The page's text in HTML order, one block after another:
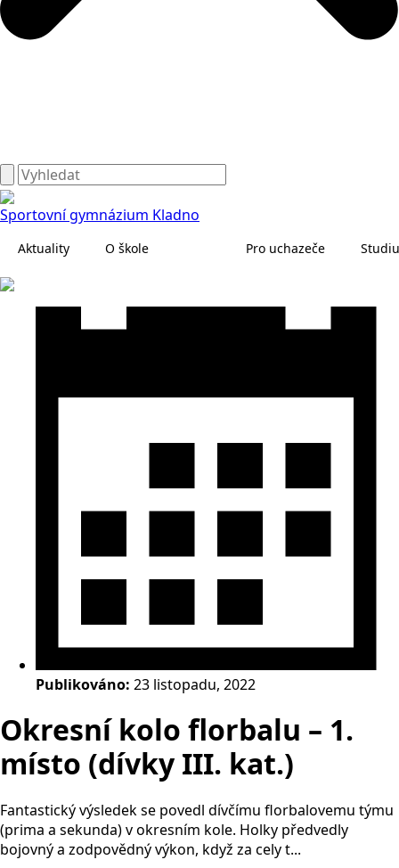
Sportovní gymnázium Kladno
Aktuality O škole Pro uchazeče
Publikováno: 23 listopadu, 2022
Okresní kolo florbalu – 1.
místo (dívky III. kat.)
Fantastický výsledek se povedl dívčímu florbalovemu týmu
(prima a sekunda) v okresním kole. Holky předvedly
bojovný a zodpovědný výkon, když za cely t...